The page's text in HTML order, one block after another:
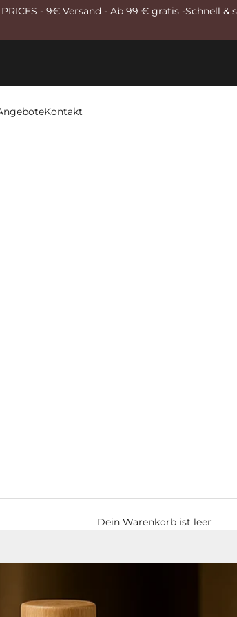
PRICES - 9€ Versand - Ab 99 € gratis -Schnell &
Kontakt
Dein Warenkorb ist leer